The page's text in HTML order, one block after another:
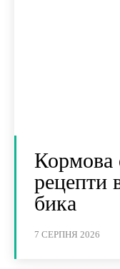
рецепти
бика
7 СЕРПНЯ 2026